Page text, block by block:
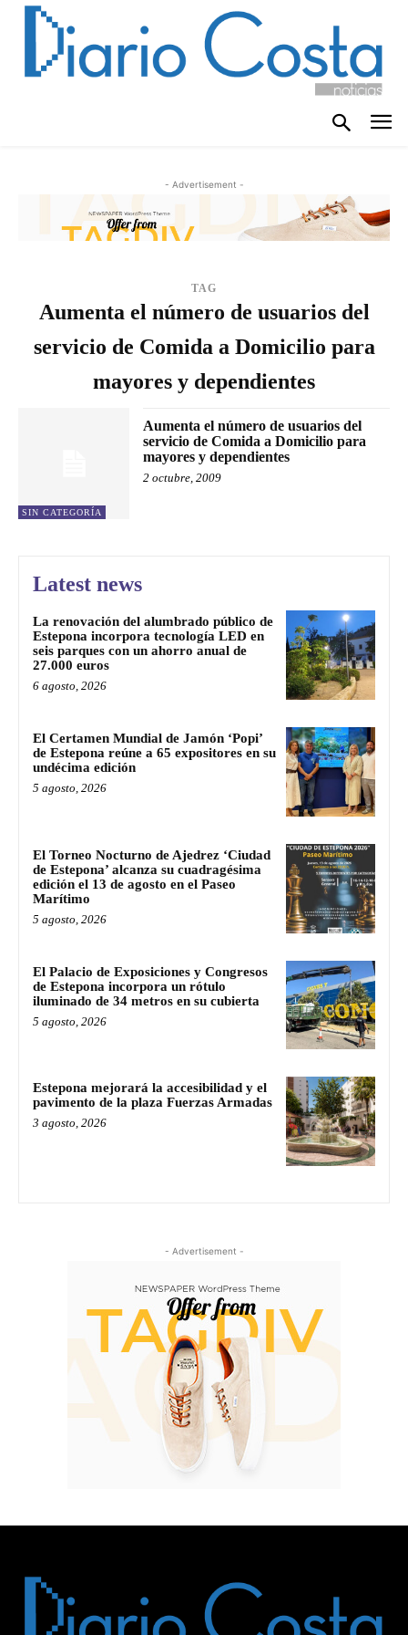
- Advertisement -
TAG
Aumenta el número de usuarios del
servicio de Comida a Domicilio para
mayores y dependientes
SIN CATEGORÍA
Aumenta el número de usuarios del
servicio de Comida a Domicilio para
mayores y dependientes
2 octubre, 2009
Latest news
La renovación del alumbrado público de
Estepona incorpora tecnología LED en
seis parques con un ahorro anual de
27.000 euros
6 agosto, 2026
El Certamen Mundial de Jamón ‘Popi’
de Estepona reúne a 65 expositores en su
undécima edición
5 agosto, 2026
El Torneo Nocturno de Ajedrez ‘Ciudad
de Estepona’ alcanza su cuadragésima
edición el 13 de agosto en el Paseo
Marítimo
5 agosto, 2026
El Palacio de Exposiciones y Congresos
de Estepona incorpora un rótulo
iluminado de 34 metros en su cubierta
5 agosto, 2026
Estepona mejorará la accesibilidad y el
pavimento de la plaza Fuerzas Armadas
3 agosto, 2026
- Advertisement -